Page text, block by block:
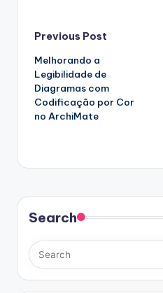
Post
navigation
Previous Post
Melhorando a
Legibilidade de
Diagramas com
Codificação por Cor
no ArchiMate
Search